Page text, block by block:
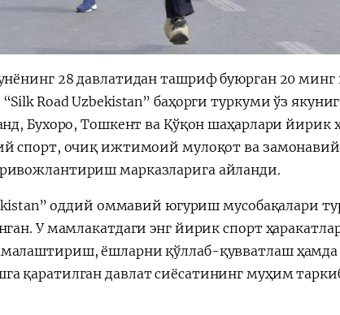
28 давлатидан ташриф буюрган 20
Road Uzbekistan” баҳорги туркуми ўз
Бухоро, Тошкент ва Қўқон шаҳарлари йирик
спорт, очиқ ижтимоий мулоқот ва
марказларига айланди.
оддий оммавий югуриш мусобақалари
У мамлакатдаги энг йирик спорт
ёшларни қўллаб-қувватлаш
қаратилган давлат сиёсатининг муҳим